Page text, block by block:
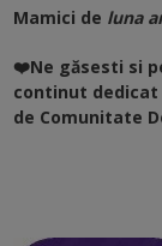
Mamici de luna
❤️Ne găsesti si
continut dedicat
de Comunitate